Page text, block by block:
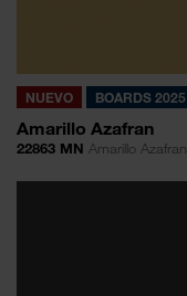
NUEVO BOARDS 2025
Amarillo Azafran
22863 MN Amarillo Azafran